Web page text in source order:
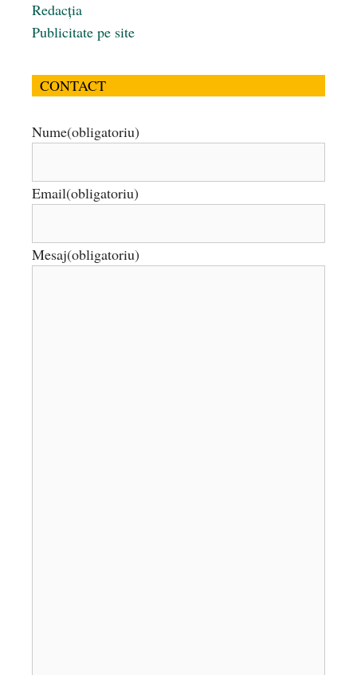
Redacția
Publicitate pe site
CONTACT
Nume(obligatoriu)
Email(obligatoriu)
Mesaj(obligatoriu)